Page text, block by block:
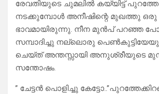
രേവതിയുടെ ചുമലിൽ കയ്യിട്ട്
നടക്കുമ്പോൾ അനീഷിന്റെ മുഖത്തു ഒരു
ഭാവമായിരുന്നു. നീന മുൻപ് പറഞ്ഞ
സമ്പാദിച്ചു നല്ലൊരു
ചെയ്ത് അന്തസ്സായി അനുശ്രീയുടെ
സന്തോഷം.
” ചേട്ടൻ പൊളിച്ചു